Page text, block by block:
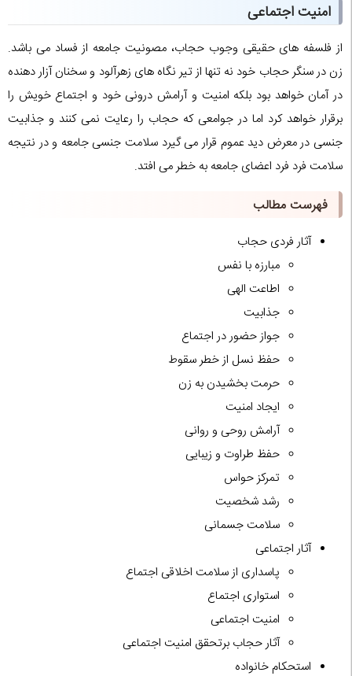
امنیت اجتماعی
از فلسفه های حقیقی وجوب حجاب، مصونیت جامعه از فساد می باشد.
زن در سنگر حجاب خود نه تنها از تیر نگاه های زهرآلود و سخنان آزار دهنده
در آمان خواهد بود بلکه امنیت و آرامش درونی خود و اجتماع خویش را
برقرار خواهد کرد اما در جوامعی که حجاب را رعایت نمی کنند و جذابیت
جنسی در معرض دید عموم قرار می گیرد سلامت جنسی جامعه و در نتیجه
سلامت فرد فرد اعضای جامعه به خطر می افتد.
فهرست مطالب
آثار فردی حجاب
مبارزه با نفس
اطاعت الهی
جذابیت
جواز حضور در اجتماع
حفظ نسل از خطر سقوط
حرمت بخشیدن به زن
ایجاد امنیت
آرامش روحی و روانی
حفظ طراوت و زیبایی
تمرکز حواس
رشد شخصیت
سلامت جسمانی
آثار اجتماعی
پاسداری از سلامت اخلاقی اجتماع
استواری اجتماع
امنیت اجتماعی
آثار حجاب برتحقق امنیت اجتماعی
استحکام خانواده